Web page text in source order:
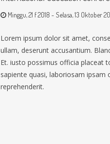
Minggu, 21 f 2018 - Selasa, 13 Oktober
Lorem ipsum dolor sit amet,
ullam, deserunt accusantium.
Et. iusto possimus officia placeat
sapiente quasi, laboriosam
reprehenderit.